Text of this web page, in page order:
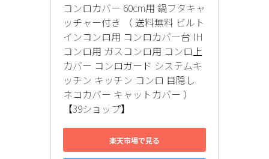
コンロカバー 60cm用 鍋フタキャ
ッチャー付き （ 送料無料 ビルト
インコンロ用 コンロカバー台 IH
コンロ用 ガスコンロ用 コンロ上
カバー コンロガード システムキ
ッチン キッチン コンロ 目隠し
ネコカバー キャットカバー ）
【39ショップ】
楽天市場で見る